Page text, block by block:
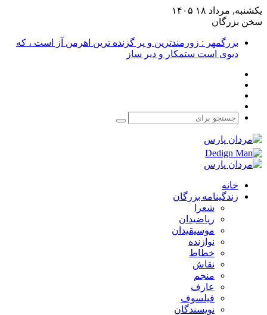
یکشنبه, مرداد ۱۸ ۱۴۰۵
سخن بزرگان
بزرگمهر : زورمندترین و پر گزنده ترین اهرمن آز است ، که
دیوی است ستمکار و دیر ساز
جستجو
خانه
زندگینامه بزرگان
شعرا
ریاضیدان
موسیقیدان
نوازنده
خطاط
نقاش
منجم
عارف
فیلسوف
نویسندگان